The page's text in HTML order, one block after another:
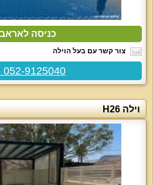
כניסה
צור קשר עם בעל הוילה
052-9125040 - דנה
וילה H26